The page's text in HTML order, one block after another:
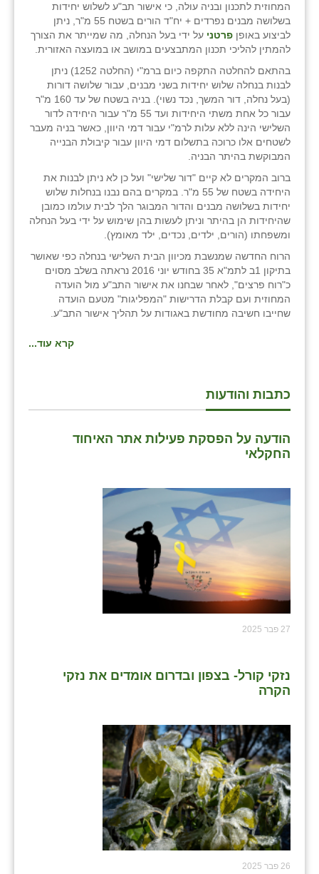
המחוזית לתכנון ובניה עולה, כי אישור תב"ע לשלוש יחידות
בשלושה מבנים נפרדים + יח"ד הורים בשטח 55 מ"ר, ניתן
לביצוע באופן פרטני על ידי בעל הנחלה, מה שמייתר את הצורך
להמתין להליכי תכנון המתבצעים במושב או במועצה האזורית.
בהתאם להחלטה התקפה כיום ברמ"י (החלטה 1252) ניתן
לבנות בנחלה שלוש יחידות בשני מבנים, עבור שלושה דורות
(בעל נחלה, דור המשך, נכד נשוי). בניה בשטח של עד 160 מ"ר
עבור כל אחת משתי היחידות ועד 55 מ"ר עבור היחידה לדור
השלישי הינה ללא עלות לרמ"י עבור דמי היוון, כאשר בניה מעבר
לשטחים אלו כרוכה בתשלום דמי היוון עבור קיבולת הבנייה
המבוקשת בהיתר הבניה.
ברוב המקרים לא קיים "דור שלישי" ועל כן לא ניתן לבנות את
היחידה בשטח של 55 מ"ר. במקרים בהם נבנו בנחלות שלוש
יחידות בשלושה מבנים והדור המבוגר הלך לבית עולמו כמובן
שהיחידות הן בהיתר וניתן לעשות בהן שימוש על ידי בעל הנחלה
ומשפחתו (הורים, ילדים, נכדים, ילד מאומץ).
הרוח החדשה שמנשבת מכיוון הבית השלישי בנחלה כפי שאושר
בתיקון 1ב לתמ"א 35 בחודש יוני 2016 נראתה בשלב מסוים
כ"רוח פרצים", לאחר שבחנו את אישור התב"ע מול הועדה
המחוזית ועם קבלת הדרישות "המפליגות" מטעם הועדה
שחייבו חשיבה מחודשת באגודות על תהליך אישור התב"ע.
קרא עוד...
כתבות והודעות
הודעה על הפסקת פעילות אתר האיחוד
החקלאי
27 פבר 2025
נזקי קורל- בצפון ובדרום אומדים את נזקי
הקרה
26 פבר 2025
נהריה (אג״ש)
עין חצבה
עין תמר
עמרים
קורנית
קלחים
רועי
רימונים
רמות השבים
רמת הדר
שדה צבי
שכניה
תלמי יוסף